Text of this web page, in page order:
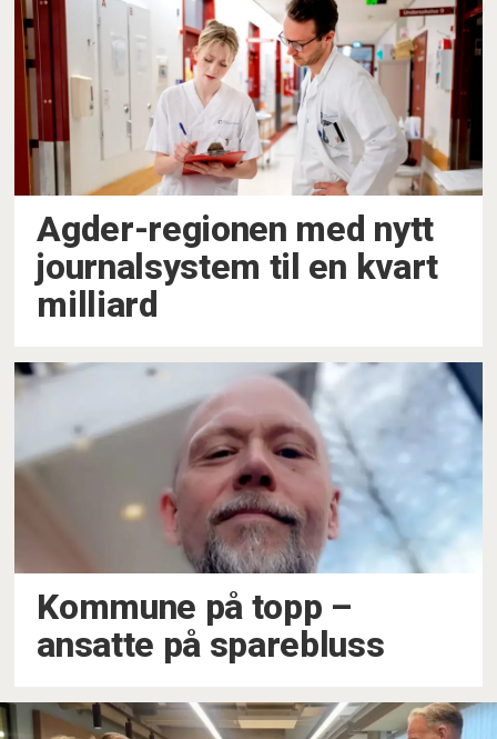
Agder-regionen med nytt
journalsystem til en kvart
milliard
Kommune på topp –
ansatte på sparebluss